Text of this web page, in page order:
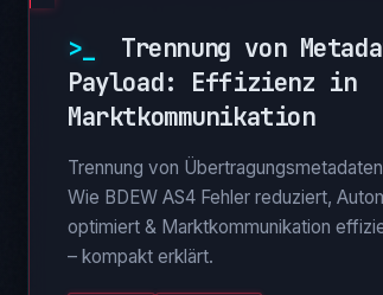
>_
Trennung von
Payload: Effizienz in
Marktkommunikation
Trennung von
Wie BDEW AS4 Fehler reduziert,
optimiert & Marktkommunikation
– kompakt erklärt.